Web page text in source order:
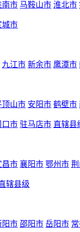
南市 马鞍山市 淮北市
城市
九江市 新余市 鹰潭市
顶山市 安阳市 鹤壁市
口市 驻马店市 直辖县
昌市 襄阳市 鄂州市
辖县级
阳市 邵阳市 岳阳市